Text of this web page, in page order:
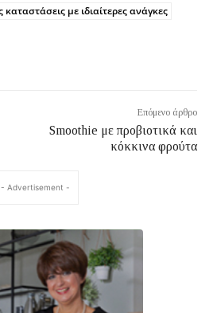
καταστάσεις με ιδιαίτερες ανάγκες
Επόμενο άρθρο
Smoothie με προβιοτικά και
κόκκινα φρούτα
- Advertisement -